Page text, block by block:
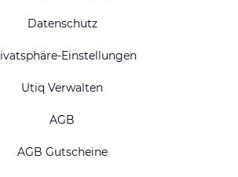
Datenschutz
Einstellungen
Utiq Verwalten
AGB
AGB Gutscheine